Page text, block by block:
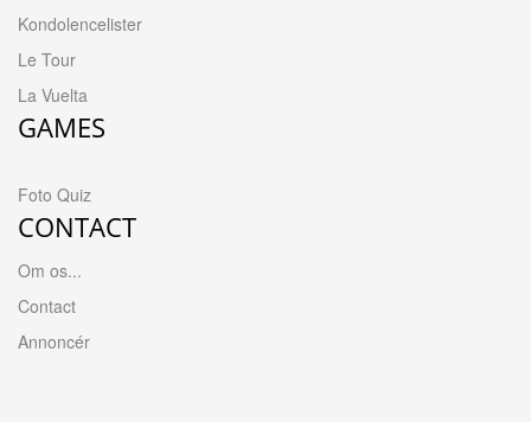
Kondolencelister
Le Tour
La Vuelta
GAMES
Foto Quiz
CONTACT
Om os...
Contact
Annoncér